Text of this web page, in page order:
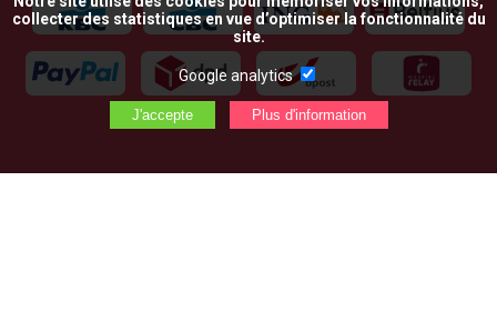
collecter des statistiques en vue d’optimiser la fonctionnalité du
site.
Google analytics